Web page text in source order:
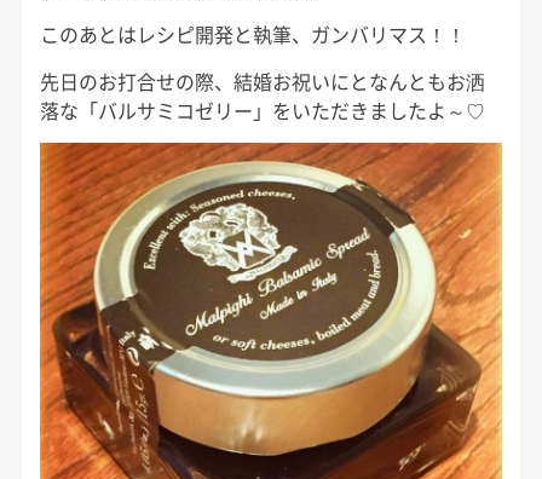
このあとはレシピ開発と執筆、ガンバリマス！！
先日のお打合せの際、結婚お祝いにとなんともお洒
落な「バルサミコゼリー」をいただきましたよ～♡